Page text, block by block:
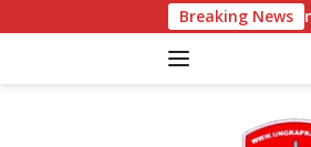
ke
Breaking News
Pembelian Buku LKS di SMP